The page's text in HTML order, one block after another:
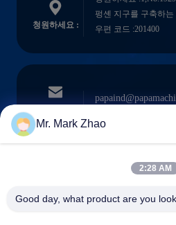
청원하세요 :
펑셴 지구를 구축하
우편 코드 :201400
:
Mr. Mark Zhao
2:28 AM
Good day, what product are you